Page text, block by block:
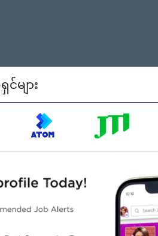
Administration, or a related field
များ